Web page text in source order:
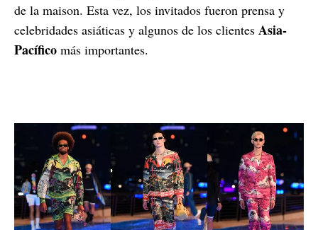
de la maison. Esta vez, los invitados fueron prensa y
celebridades asiáticas y algunos de los clientes Asia-
Pacífico más importantes.